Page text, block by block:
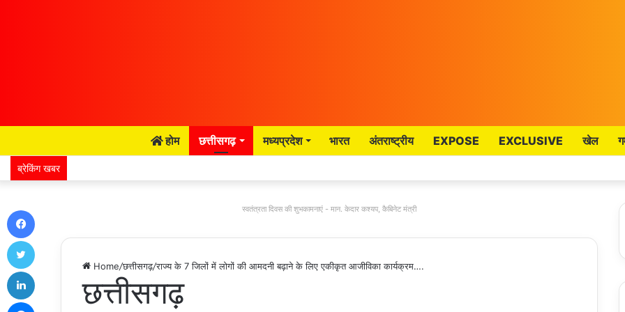
होम छत्तीसगढ़ मध्यप्रदेश भारत अंतराष्ट्रीय EXPOSE EXCLUSIVE खेल
ब्रेकिंग खबर
स्वतंत्रता दिवस की शुभकामनाएं - मान. केदार कश्यप, कैबिनेट मंत्री
Home/छत्तीसगढ़/राज्य के 7 जिलों में लोगों की आमदनी बढ़ाने के लिए एकीकृत आजीविका कार्यक्रम….
छत्तीसगढ़